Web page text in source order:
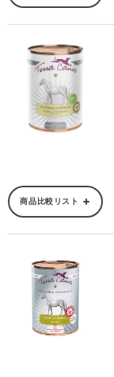
商品比較リスト